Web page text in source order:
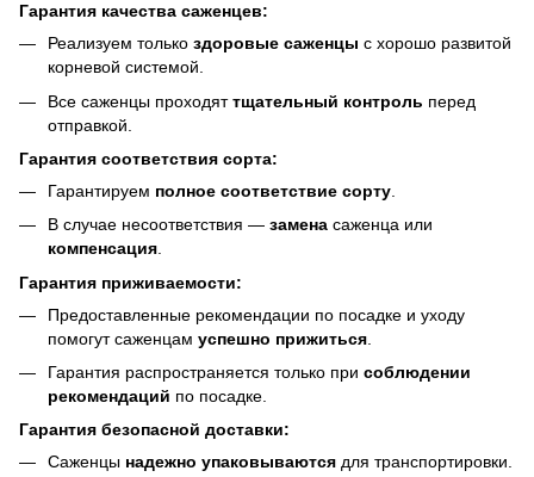
Гарантия качества саженцев:
Реализуем только здоровые саженцы с хорошо развитой
корневой системой.
Все саженцы проходяттщательный контроль перед
отправкой.
Гарантия соответствия сорта:
Гарантируем полное соответствие сорту
В случае несоответствия — замена саженца или
компенсация.
Гарантия приживаемости:
Предоставленные рекомендации по посадке и уходу
помогут саженцам успешно прижиться
Гарантия распространяется только при соблюдении
рекомендаций по посадке.
Гарантия безопасной доставки:
Саженцы надежно упаковываются для транспортировки.